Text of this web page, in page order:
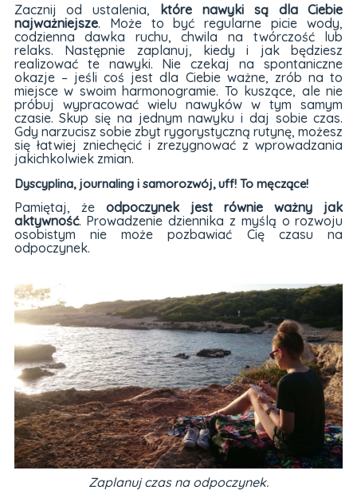
Zacznij od ustalenia, które nawyki są dla Ciebie
najważniejsze. Może to być regularne picie wody,
codzienna dawka ruchu, chwila na twórczość lub
relaks. Następnie zaplanuj, kiedy i jak będziesz
realizować te nawyki. Nie czekaj na spontaniczne
okazje – jeśli coś jest dla Ciebie ważne, zrób na to
miejsce w swoim harmonogramie. To kuszące, ale nie
próbuj wypracować wielu nawyków w tym samym
czasie. Skup się na jednym nawyku i daj sobie czas.
Gdy narzucisz sobie zbyt rygorystyczną rutynę, możesz
się łatwiej zniechęcić i zrezygnować z wprowadzania
jakichkolwiek zmian.
Dyscyplina, journaling i samorozwój, uff! To męczące!
Pamiętaj, że odpoczynek jest równie ważny jak
aktywność. Prowadzenie dziennika z myślą o rozwoju
osobistym nie może pozbawiać Cię czasu na
odpoczynek.
Zaplanuj czas na odpoczynek.